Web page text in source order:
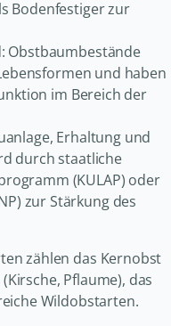
Bodenfestiger zur
Obstbaumbestände
und haben
im Bereich der
Erhaltung und
durch staatliche
(KULAP) oder
zur Stärkung des
zählen das Kernobst
Pflaume), das
Wildobstarten.